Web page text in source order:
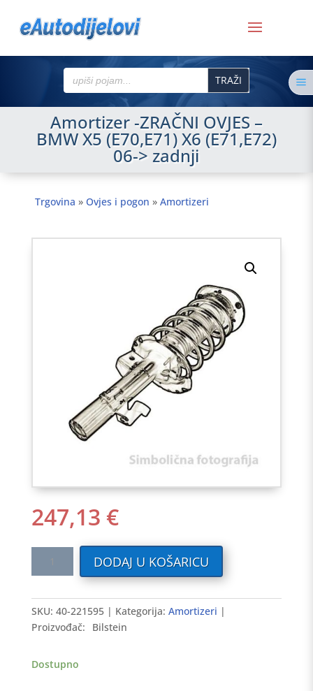
Search
for:
Amortizer -ZRAČNI OVJES –
BMW X5 (E70,E71) X6 (E71,E72)
06-> zadnji
Trgovina » Ovjes i pogon » Amortizeri
247,13 €
OVJES
-
BMW
(E70,E71)
DODAJ U KOŠARICU
SKU: 40-221595 Kategorija: Amortizeri
Proizvođač:
Bilstein
Dostupno
a